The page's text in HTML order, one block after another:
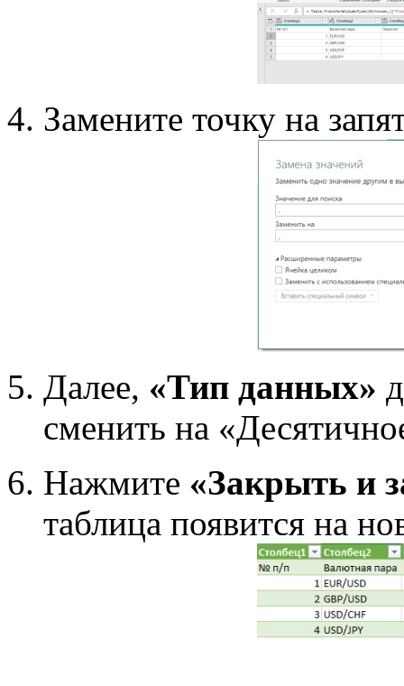
Замените точку на
Далее, «Тип данных»
сменить на
Нажмите «Закрыть и
таблица появится на